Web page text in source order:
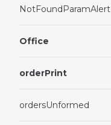
NotFoundParamAlert
Office
orderPrint
ordersUnformed